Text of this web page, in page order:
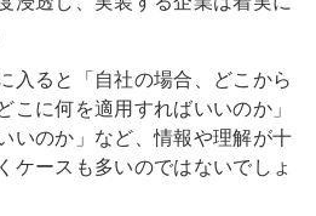
入ると「自社の場合、どこから
こに何を適用すればいいのか」
いのか」など、情報や理解が十
ケースも多いのではないでしょ